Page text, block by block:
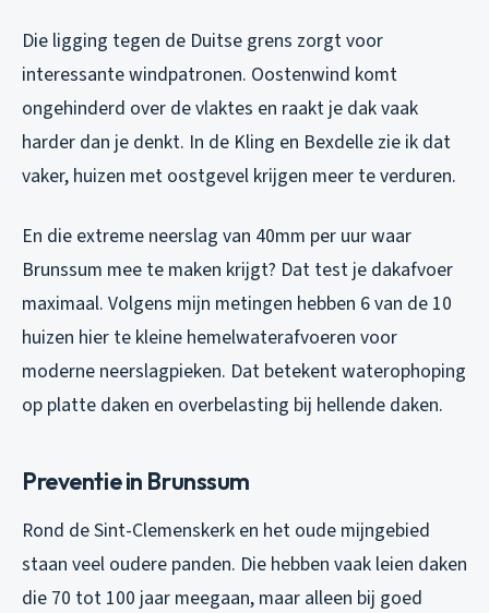
Die ligging tegen de Duitse grens zorgt voor
interessante windpatronen. Oostenwind komt
ongehinderd over de vlaktes en raakt je dak vaak
harder dan je denkt. In de Kling en Bexdelle zie ik dat
vaker, huizen met oostgevel krijgen meer te verduren.
En die extreme neerslag van 40mm per uur waar
Brunssum mee te maken krijgt? Dat test je dakafvoer
maximaal. Volgens mijn metingen hebben 6 van de 10
huizen hier te kleine hemelwaterafvoeren voor
moderne neerslagpieken. Dat betekent waterophoping
op platte daken en overbelasting bij hellende daken.
Preventie in Brunssum
Rond de Sint-Clemenskerk en het oude mijngebied
staan veel oudere panden. Die hebben vaak leien daken
die 70 tot 100 jaar meegaan, maar alleen bij goed